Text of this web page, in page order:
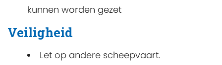
kunnen worden gezet
Veiligheid
Let op andere scheepvaart.